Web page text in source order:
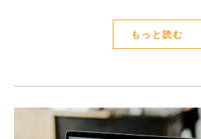
もっと読む